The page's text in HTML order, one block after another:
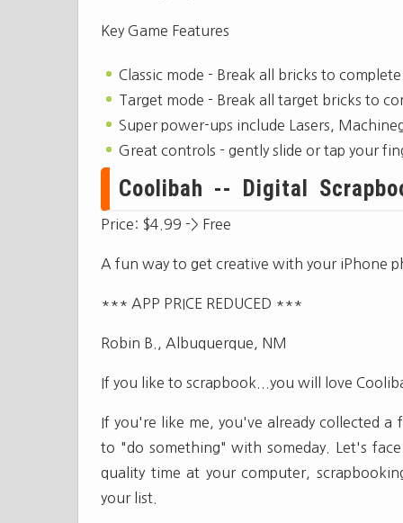
Key Game Features
Classic mode - Break all bricks to
Target mode - Break all target bricks to
Super power-ups include Lasers,
Great controls - gently slide or tap your
Coolibah -- Digital
Price: $4.99 -> Free
A fun way to get creative with your iPhone
*** APP PRICE REDUCED ***
Robin B., Albuquerque, NM
If you like to scrapbook...you will love
If you're like me, you've already collected
to "do something" with someday. Let's
quality time at your computer,
your list.